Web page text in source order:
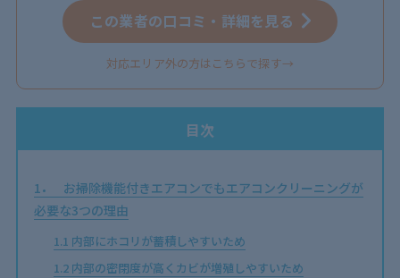
この業者の口コミ・詳細を見る
対応エリア外の方はこちらで探す→
目次
1
お掃除機能付きエアコンでもエアコンクリーニングが
必要な3つの理由
1.1 内部にホコリが蓄積しやすいため
1.2内部の密閉度が高くカビが増殖しやすいため